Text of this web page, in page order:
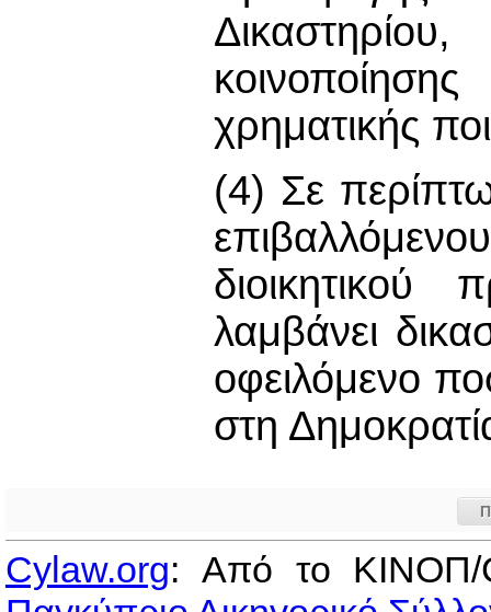
χρηματικής
(4) Σε
λαμβάνει
οφειλόμενο
στη
Cylaw.org: Από το